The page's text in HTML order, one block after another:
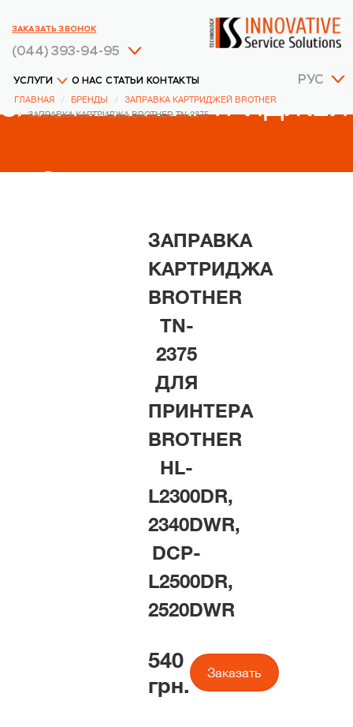
РУС
УСЛУГИ О НАС СТАТЬИ КОНТАКТЫ
(044) 393-94-95
ЗАКАЗАТЬ ЗВОНОК
ГЛАВНАЯ БРЕНДЫ
ЗАПРАВКА КАРТРИДЖЕЙ BROTHER
ЗАПРАВКА КАРТРИДЖА BROTHER TN-2375
ЗАПРАВКА КАРТРИДЖЕЙ
BROTHER
ЗАПРАВКА
КАРТРИДЖА
BROTHER
TN-
2375
ДЛЯ
ПРИНТЕРА
BROTHER
HL-
L2300DR,
2340DWR,
DCP-
L2500DR,
2520DWR
540
грн.
Заказать